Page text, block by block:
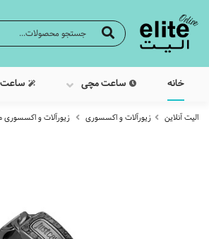
خانه ساعت مچی ساعت
الیت آنلاین زیورآلات و اکسسوری زیورآلات و اکسسوری